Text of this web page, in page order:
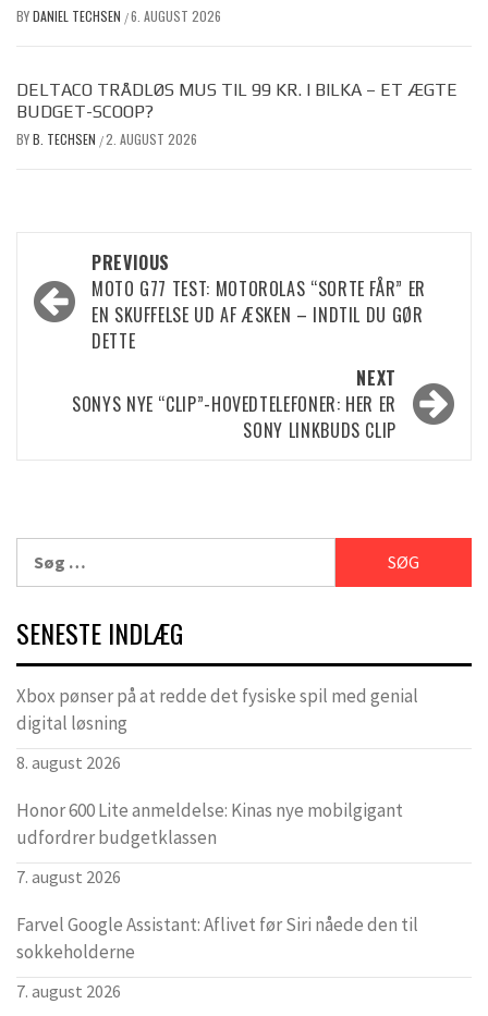
BYDANIEL TECHSEN /6. AUGUST 2026
DELTACO TRÅDLØS MUS TIL 99 KR. I BILKA – ET ÆGTE
BUDGET-SCOOP?
BYB. TECHSEN /2. AUGUST 2026
Post
navigation
PREVIOUS
MOTO G77 TEST: MOTOROLAS “SORTE FÅR” ER
EN SKUFFELSE UD AF ÆSKEN – INDTIL DU GØR
DETTE
NEXT
SONYS NYE “CLIP”-HOVEDTELEFONER: HER ER
SONY LINKBUDS CLIP
efter:
SENESTE INDLÆG
Xbox pønser på at redde det fysiske spil med genial
digital løsning
8. august 2026
Honor 600 Lite anmeldelse: Kinas nye mobilgigant
udfordrer budgetklassen
7. august 2026
Farvel Google Assistant: Aflivet før Siri nåede den til
sokkeholderne
7. august 2026